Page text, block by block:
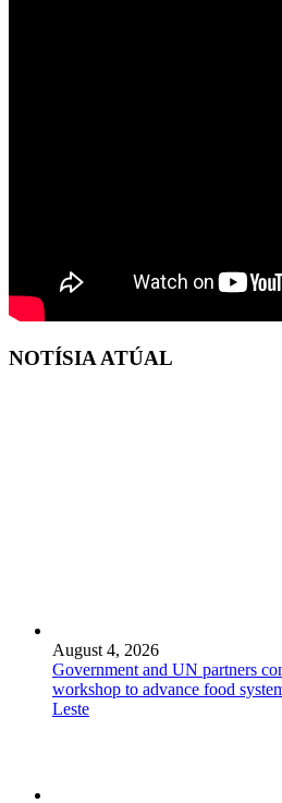
NOTÍSIA ATÚAL
August 4, 2026
Government and UN partners
workshop to advance food
Leste